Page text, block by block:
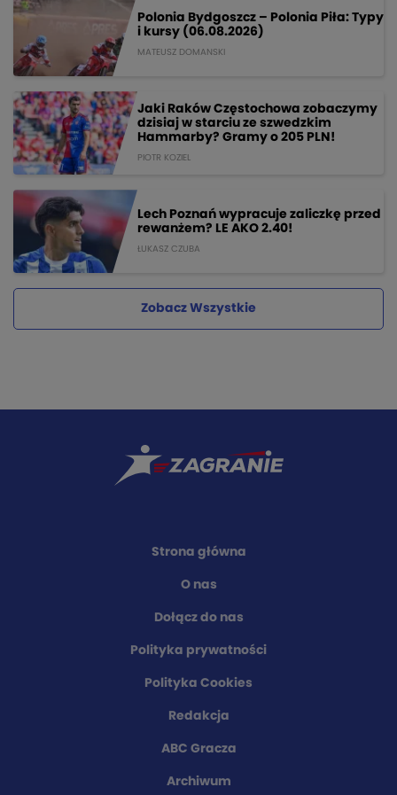
Polonia Bydgoszcz – Polonia Piła: Typy
i kursy (06.08.2026)
MATEUSZ DOMANSKI
Jaki Raków Częstochowa zobaczymy
dzisiaj w starciu ze szwedzkim
Hammarby? Gramy o 205 PLN!
PIOTR KOZIEL
Lech Poznań wypracuje zaliczkę przed
rewanżem? LE AKO 2.40!
ŁUKASZ CZUBA
Zobacz Wszystkie
Strona główna
O nas
Dołącz do nas
Polityka prywatności
Polityka Cookies
Redakcja
ABC Gracza
Archiwum